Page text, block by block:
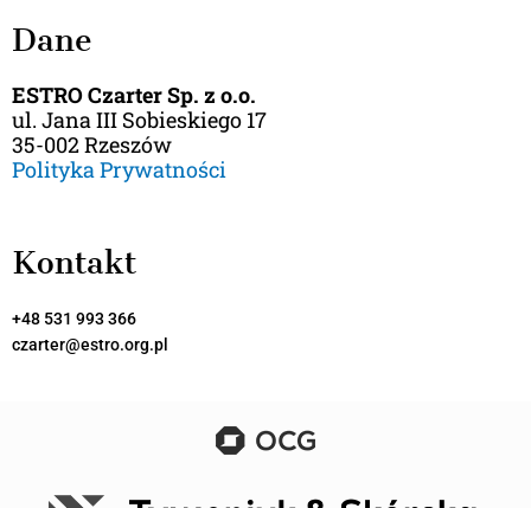
e
b
o
k
a
r
a
m
Dane
ESTRO Czarter Sp. z o.o.
ul. Jana III Sobieskiego 17
35-002 Rzeszów
Polityka Prywatności
Kontakt
+48 531 993 366
czarter@estro.org.pl